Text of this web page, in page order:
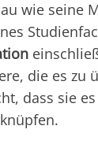
wie seine
die es zu
dass sie